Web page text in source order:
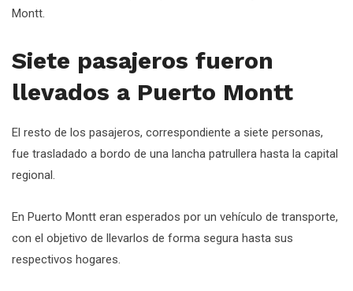
Montt.
Siete pasajeros fueron
llevados a Puerto Montt
El resto de los pasajeros, correspondiente a siete personas,
fue trasladado a bordo de una lancha patrullera hasta la capital
regional.
En Puerto Montt eran esperados por un vehículo de transporte,
con el objetivo de llevarlos de forma segura hasta sus
respectivos hogares.